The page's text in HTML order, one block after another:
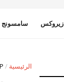
زيروكس سامسونج
الرئيسية /